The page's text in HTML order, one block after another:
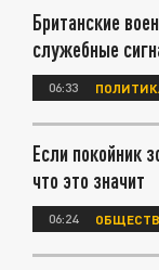
Британские
служебные
06:33
Если покойник
что это значит
06:24